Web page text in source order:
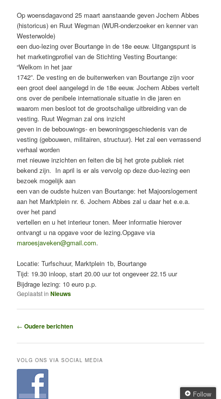
Op woensdagavond 25 maart aanstaande geven Jochem Abbes
(historicus) en Ruut Wegman (WUR-onderzoeker en kenner van
Westerwolde)
een duo-lezing over Bourtange in de 18e eeuw. Uitgangspunt is
het marketingprofiel van de Stichting Vesting Bourtange:
“Welkom in het jaar
1742”. De vesting en de buitenwerken van Bourtange zijn voor
een groot deel aangelegd in de 18e eeuw. Jochem Abbes vertelt
ons over de penibele internationale situatie in die jaren en
waarom men besloot tot de grootschalige uitbreiding van de
vesting. Ruut Wegman zal ons inzicht
geven in de bebouwings- en bewoningsgeschiedenis van de
vesting (gebouwen, militairen, structuur). Het zal een verrassend
verhaal worden
met nieuwe inzichten en feiten die bij het grote publiek niet
bekend zijn. In april is er als vervolg op deze duo-lezing een
bezoek mogelijk aan
een van de oudste huizen van Bourtange: het Majoorslogement
aan het Marktplein nr. 6. Jochem Abbes zal u daar het e.e.a.
over het pand
vertellen en u het interieur tonen. Meer informatie hierover
ontvangt u na opgave voor de lezing.Opgave via
maroesjaveken@gmail.com.
Locatie: Turfschuur, Marktplein 1b, Bourtange
Tijd: 19.30 inloop, start 20.00 uur tot ongeveer 22.15 uur
Bijdrage lezing: 10 euro p.p.
Geplaatst in Nieuws
Bericht
← Oudere berichten
VOLG ONS VIA SOCIAL MEDIA
Follow